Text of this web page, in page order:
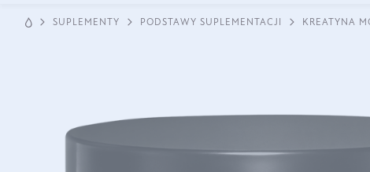
SUPLEMENTY PODSTAWY SUPLEMENTACJI KREATYNA